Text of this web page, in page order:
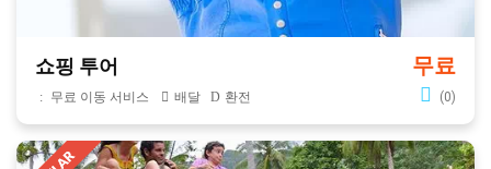
쇼핑 투어 무료
무료 이동 서비스 배달 환전 (0)